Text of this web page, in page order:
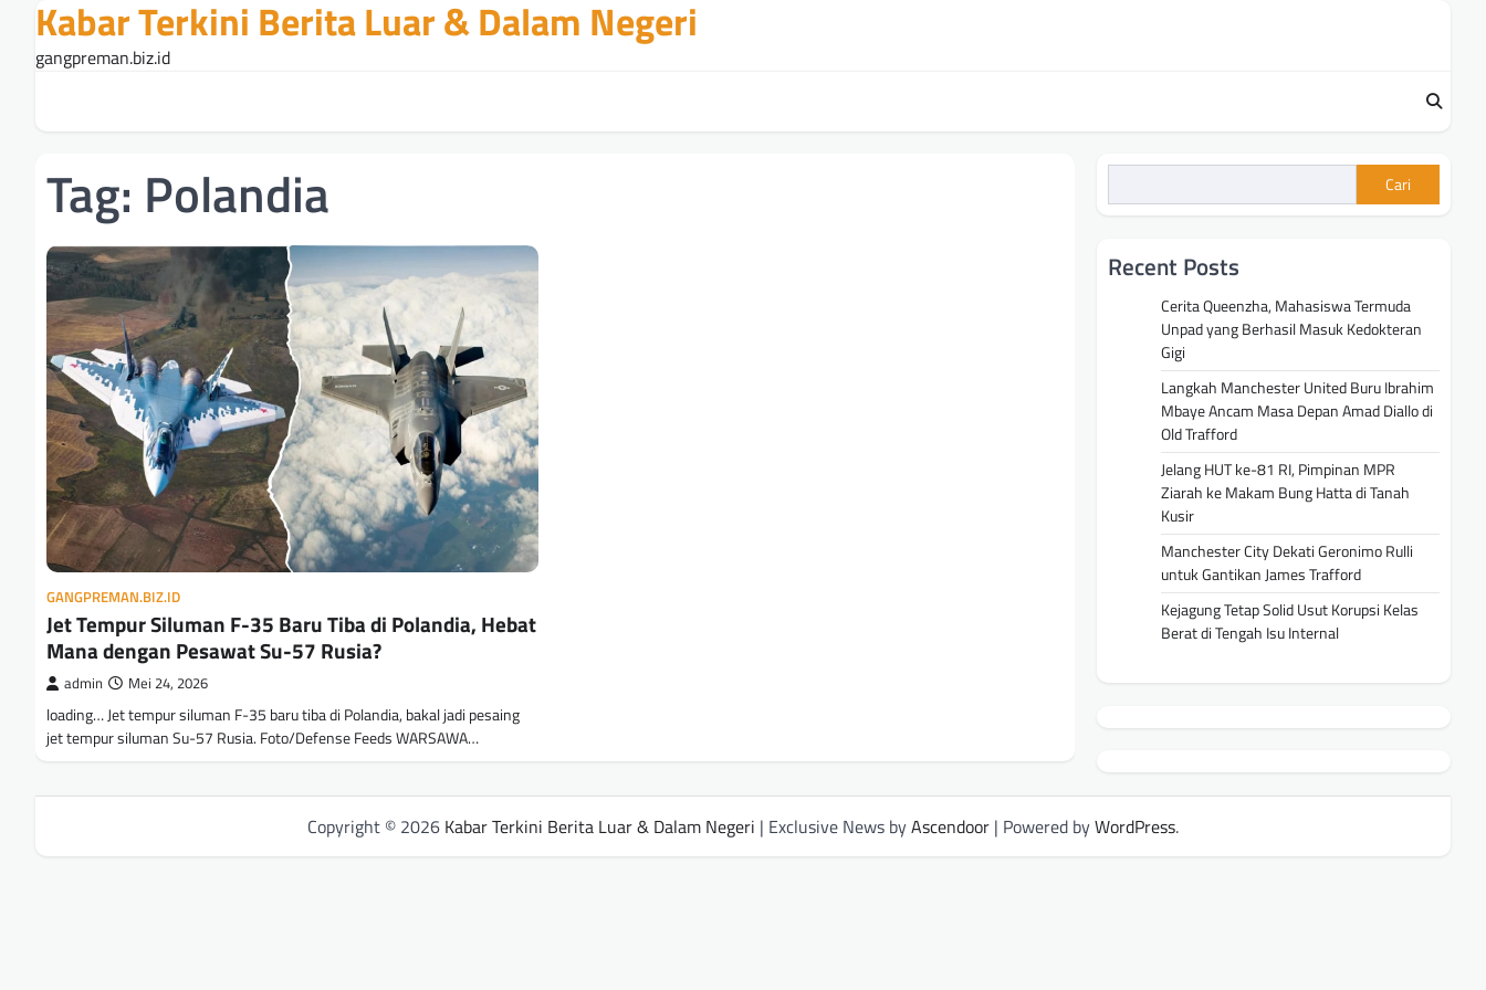
content
Kabar Terkini Berita Luar & Dalam Negeri
gangpreman.biz.id
Tag: Polandia
GANGPREMAN.BIZ.ID
Jet Tempur Siluman F-35 Baru Tiba di Polandia, Hebat
Mana dengan Pesawat Su-57 Rusia?
admin Mei 24, 2026
loading… Jet tempur siluman F-35 baru tiba di Polandia, bakal jadi pesaing
jet tempur siluman Su-57 Rusia. Foto/Defense Feeds WARSAWA…
Cari
Recent Posts
Cerita Queenzha, Mahasiswa Termuda
Unpad yang Berhasil Masuk Kedokteran
Gigi
Langkah Manchester United Buru Ibrahim
Mbaye Ancam Masa Depan Amad Diallo di
Old Trafford
Jelang HUT ke-81 RI, Pimpinan MPR
Ziarah ke Makam Bung Hatta di Tanah
Kusir
Manchester City Dekati Geronimo Rulli
untuk Gantikan James Trafford
Kejagung Tetap Solid Usut Korupsi Kelas
Berat di Tengah Isu Internal
Copyright © 2026 Kabar Terkini Berita Luar & Dalam Negeri | Exclusive News byAscendoor | Powered byWordPress.